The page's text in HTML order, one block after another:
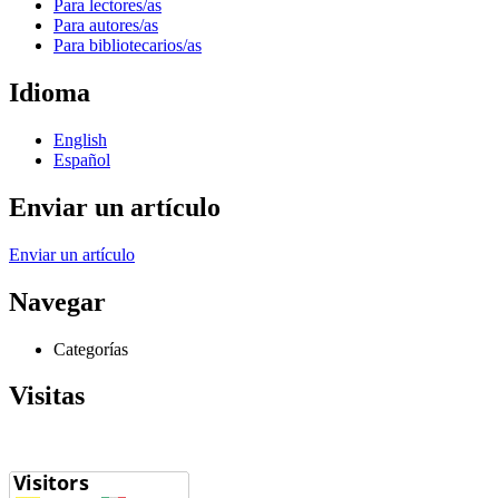
Para lectores/as
Para autores/as
Para bibliotecarios/as
Idioma
English
Español
Enviar un artículo
Enviar un artículo
Navegar
Categorías
Visitas